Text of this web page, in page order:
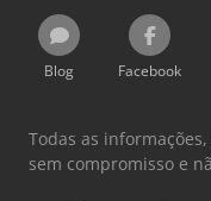
Blog Facebook
Todas as
sem compromisso e